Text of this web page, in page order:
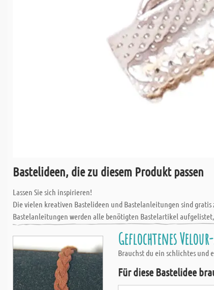
Bastelideen, die zu diesem Produkt passen
Lassen Sie sich inspirieren!
Die vielen kreativen Bastelideen und Bastelanleitungen sind
Bastelanleitungen werden alle benötigten Bastelartikel
Geflochtenes
Brauchst du ein schlichtes und
Für diese Bastelidee